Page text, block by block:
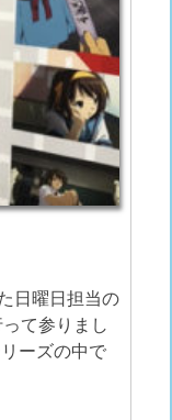
日曜日担当の
て参りまし
ーズの中で